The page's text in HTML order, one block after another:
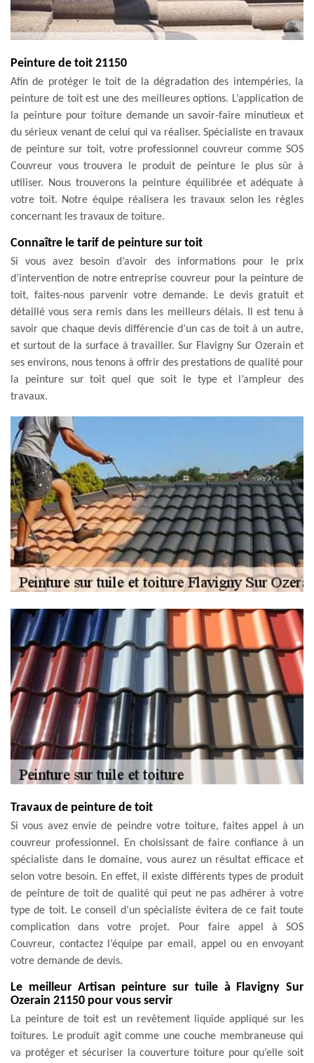
Peinture de toit 21150
Afin de protéger le toit de la dégradation des intempéries, la
peinture de toit est une des meilleures options. L’application de
la peinture pour toiture demande un savoir-faire minutieux et
du sérieux venant de celui qui va réaliser. Spécialiste en travaux
de peinture sur toit, votre professionnel couvreur comme SOS
Couvreur vous trouvera le produit de peinture le plus sûr à
utiliser. Nous trouverons la peinture équilibrée et adéquate à
votre toit. Notre équipe réalisera les travaux selon les règles
concernant les travaux de toiture.
Connaître le tarif de peinture sur toit
Si vous avez besoin d’avoir des informations pour le prix
d’intervention de notre entreprise couvreur pour la peinture de
toit, faites-nous parvenir votre demande. Le devis gratuit et
détaillé vous sera remis dans les meilleurs délais. Il est tenu à
savoir que chaque devis différencie d’un cas de toit à un autre,
et surtout de la surface à travailler. Sur Flavigny Sur Ozerain et
ses environs, nous tenons à offrir des prestations de qualité pour
la peinture sur toit quel que soit le type et l’ampleur des
travaux.
Travaux de peinture de toit
Si vous avez envie de peindre votre toiture, faites appel à un
couvreur professionnel. En choisissant de faire confiance à un
spécialiste dans le domaine, vous aurez un résultat efficace et
selon votre besoin. En effet, il existe différents types de produit
de peinture de toit de qualité qui peut ne pas adhérer à votre
type de toit. Le conseil d’un spécialiste évitera de ce fait toute
complication dans votre projet. Pour faire appel à SOS
Couvreur, contactez l’équipe par email, appel ou en envoyant
votre demande de devis.
Le meilleur Artisan peinture sur tuile à Flavigny Sur
Ozerain 21150 pour vous servir
La peinture de toit est un revêtement liquide appliqué sur les
toitures. Le produit agit comme une couche membraneuse qui
va protéger et sécuriser la couverture toiture pour qu’elle soit